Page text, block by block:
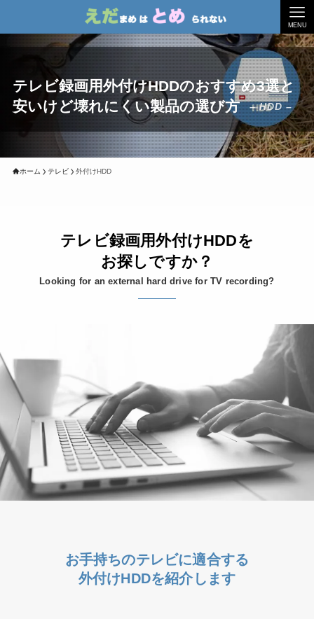
MENU
テレビ録画用外付けHDDのおすすめ3選と
安いけど壊れにくい製品の選び方
– HDD –
ホーム テレビ 外付けHDD
テレビ録画用外付けHDDを
お探しですか？
Looking for an external hard drive for TV recording?
お手持ちのテレビに適合する
外付けHDDを紹介します